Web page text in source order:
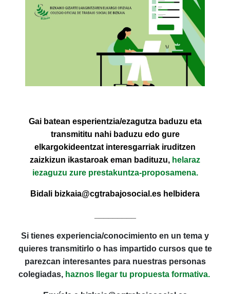
Gai batean esperientzia/ezagutza baduzu eta
transmititu nahi baduzu edo gure
elkargokideentzat interesgarriak iruditzen
zaizkizun ikastaroak eman badituzu, helaraz
iezaguzu zure prestakuntza-proposamena.
Bidali bizkaia@cgtrabajosocial.es helbidera
Si tienes experiencia/conocimiento en un tema y
quieres transmitirlo o has impartido cursos que te
parezcan interesantes para nuestras personas
colegiadas, haznos llegar tu propuesta formativa.